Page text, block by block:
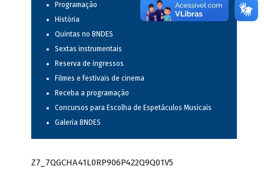
Programação
História
Quintas no BNDES
Sextas instrumentais
Reserva de ingressos
Filmes e festivais de cinema
Receba a programação
Concursos para Escolha de Espetáculos Musicais
Galeria BNDES
Z7_7QGCHA41L0RP906P422Q9Q01V5